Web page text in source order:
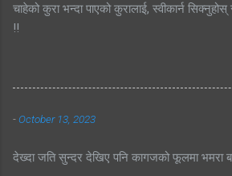
चाहेको कुरा भन्दा पाएको कुरालाई, स्वीकार्न
!!
-October 13, 2023
देख्दा जति सुन्दर देखिए पनि कागजको फूलमा भमरा